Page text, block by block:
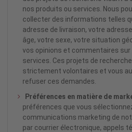
nos produits ou services. Nous
collecter des informations telles
adresse de livraison, votre
âge, votre sexe, votre situation
vos opinions et commentaires sur
services. Ces projets de
strictement volontaires et vous
refuser ces demandes.
Préférences en matière de
préférences que vous
communications marketing de
par courrier électronique, appels